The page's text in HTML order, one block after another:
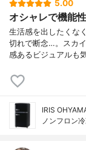
5.00
オシャレで機能
生活感を出したくな
切れで断念…。スカ
感あるビジュアルも
IRIS
ノンフロン